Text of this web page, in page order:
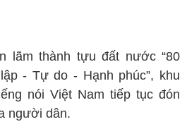
lãm thành tựu đất nước “80
- Tự do - Hạnh phúc”, khu
nói Việt Nam tiếp tục đón
người dân.